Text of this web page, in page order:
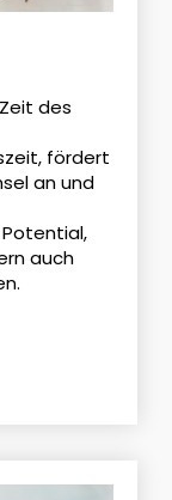
des
fördert
an und
auch